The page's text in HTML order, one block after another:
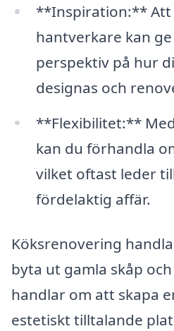
**Inspiration:** Att
hantverkare kan
perspektiv på hur
designas och
**Flexibilitet:**
kan du förhandla
vilket oftast leder
fördelaktig affär.
Köksrenovering
byta ut gamla skåp
handlar om att skapa
estetiskt tilltalande